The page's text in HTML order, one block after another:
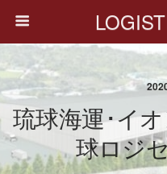
琉球海運･イ
球ロジ